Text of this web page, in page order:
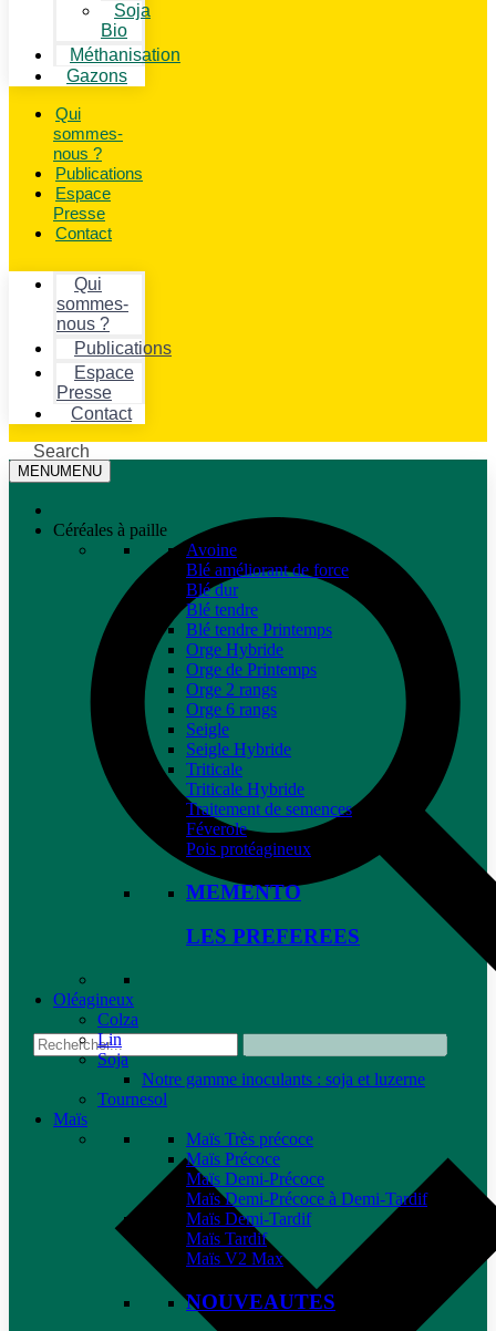
Soja
Bio
Méthanisation
Gazons
Qui
sommes-
nous ?
Publications
Espace
Presse
Contact
Qui
sommes-
nous ?
Publications
Espace
Presse
Contact
Search
MENUMENU
Céréales à paille
Avoine
Blé améliorant de force
Blé dur
Blé tendre
Blé tendre Printemps
Orge Hybride
Orge de Printemps
Orge 2 rangs
Orge 6 rangs
Seigle
Seigle Hybride
Triticale
Triticale Hybride
Traitement de semences
Féverole
Pois protéagineux
MEMENTO
LES PREFEREES
Oléagineux
Colza
Lin
Soja
Notre gamme inoculants : soja et luzerne
Tournesol
Maïs
Maïs Très précoce
Maïs Précoce
Maïs Demi-Précoce
Maïs Demi-Précoce à Demi-Tardif
Maïs Demi-Tardif
Maïs Tardif
Maïs V2 Max
NOUVEAUTES